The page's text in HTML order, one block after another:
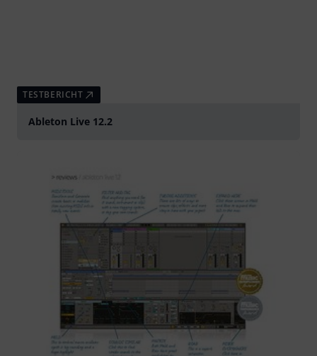
TESTBERICHT
Ableton Live 12.2